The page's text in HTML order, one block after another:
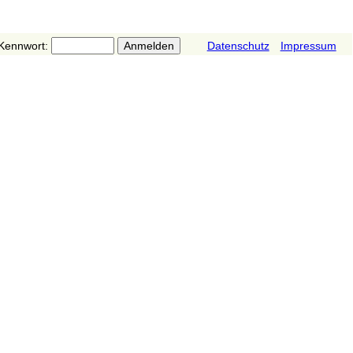
Datenschutz Impressum